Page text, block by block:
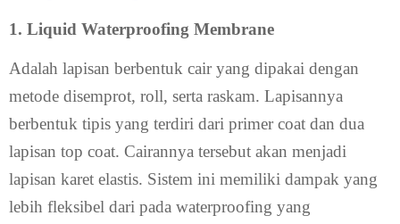
1. Liquid Waterproofing Membrane
Adalah lapisan berbentuk cair yang dipakai dengan
metode disemprot, roll, serta raskam. Lapisannya
berbentuk tipis yang terdiri dari primer coat dan dua
lapisan top coat. Cairannya tersebut akan menjadi
lapisan karet elastis. Sistem ini memiliki dampak yang
lebih fleksibel dari pada waterproofing yang